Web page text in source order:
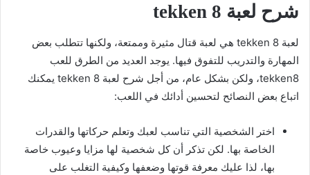
شرح لعبة tekken 8
لعبة tekken 8 هي لعبة قتال مثيرة وممتعة، ولكنها تتطلب بعض
المهارة والتدريب للتفوق فيها. يوجد العديد من الطرق للعب
tekken8، ولكن بشكل عام، من أجل شرح لعبة tekken 8 يمكنك
اتباع بعض النصائح لتحسين أدائك في اللعب:
اختر الشخصية التي تناسب لعبك وتعلم حركاتها والقدرات
الخاصة بها. لكن تذكر أن كل شخصية لها مزايا وعيوب خاصة
بها، لذا عليك معرفة قوتها وضعفها وكيفية التغلب على